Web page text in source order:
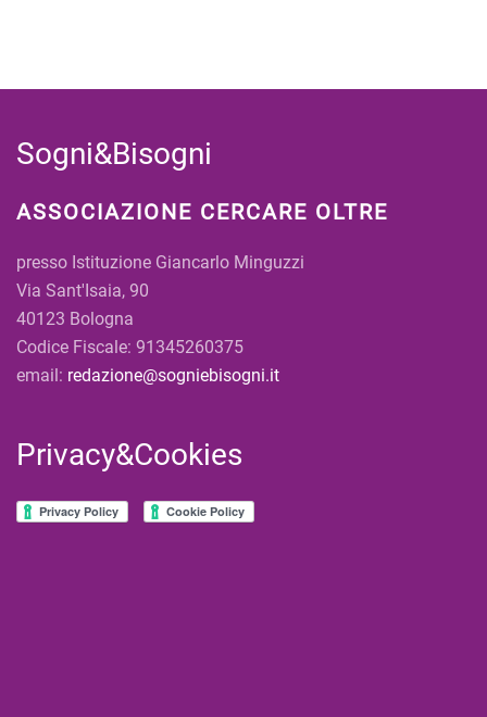
Sogni&Bisogni
ASSOCIAZIONE CERCARE OLTRE
presso Istituzione Giancarlo Minguzzi
Via Sant'Isaia, 90
40123 Bologna
Codice Fiscale: 91345260375
email: redazione@sogniebisogni.it
Privacy&Cookies